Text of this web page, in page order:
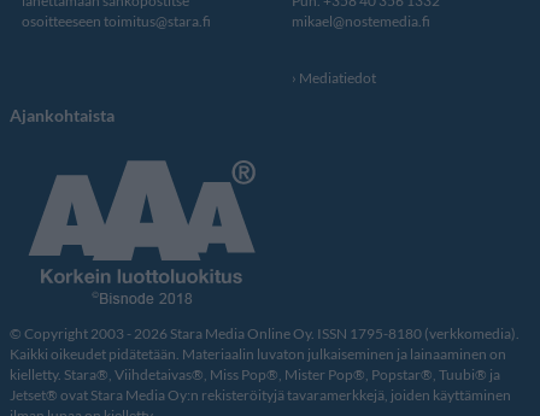
osoitteeseen toimitus@stara.fi
mikael@nostemedia.fi
Mediatiedot
Ajankohtaista
© Copyright 2003 - 2026 Stara Media Online Oy. ISSN 1795-8180 (verkkomedia).
Kaikki oikeudet pidätetään. Materiaalin luvaton julkaiseminen ja lainaaminen on
kielletty. Stara®, Viihdetaivas®, Miss Pop®, Mister Pop®, Popstar®, Tuubi® ja
Jetset® ovat Stara Media Oy:n rekisteröityjä tavaramerkkejä, joiden käyttäminen